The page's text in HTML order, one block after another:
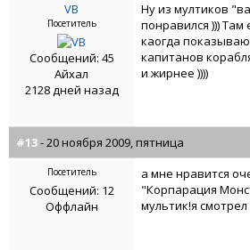
VB
Посетитель
Сообщений: 45
Айхал
2128 дней назад
Ну из мултиков
понравился )))
каогда
капитанов
и жирнее ))))
#13- 20 ноября 2009, пятница
Посетитель
Сообщений: 12
Оффлайн
а мне нравится
"Корпарация
мультик!я